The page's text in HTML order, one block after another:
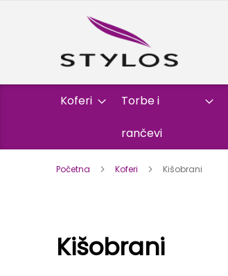
Koferi Torbe i
rančevi
Početna Koferi Kišobrani
Kišobrani